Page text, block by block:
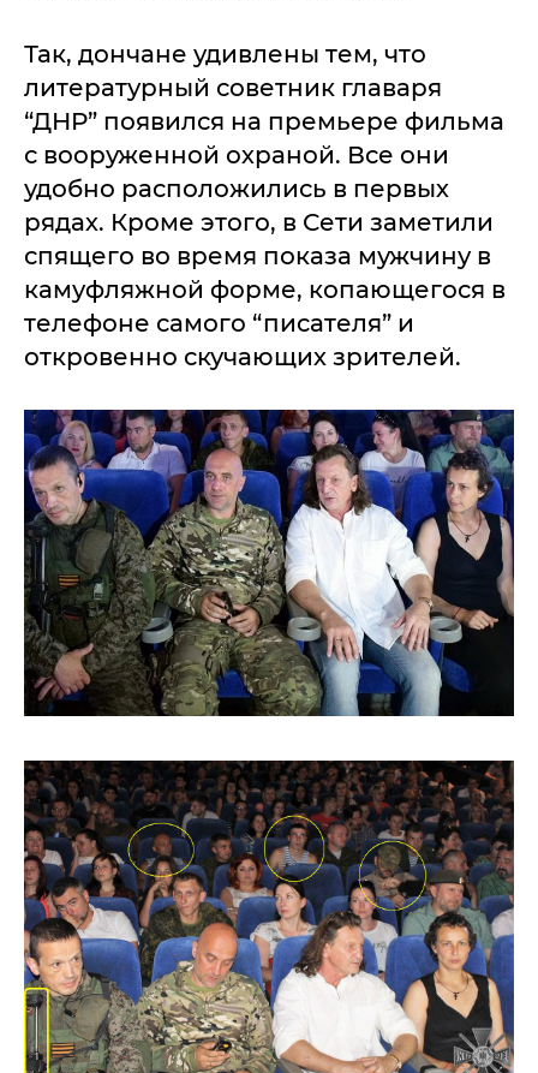
Так, дончане удивлены тем, что
литературный советник главаря
“ДНР” появился на премьере фильма
с вооруженной охраной. Все они
удобно расположились в первых
рядах. Кроме этого, в Сети заметили
спящего во время показа мужчину в
камуфляжной форме, копающегося в
телефоне самого “писателя” и
откровенно скучающих зрителей.